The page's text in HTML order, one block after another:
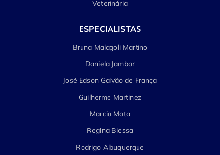
Veterinária
ESPECIALISTAS
Bruna Malagoli Martino
Daniela Jambor
José Edson Galvão de França
Guilherme Martinez
Marcio Mota
Regina Blessa
Rodrigo Albuquerque